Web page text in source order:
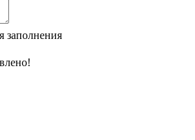
заполнения